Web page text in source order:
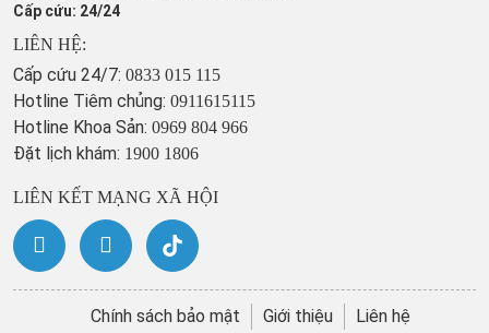
Cấp cứu: 24/24
LIÊN HỆ:
Cấp cứu 24/7: 0833 015 115
Hotline Tiêm chủng: 0911615115
Hotline Khoa Sản: 0969 804 966
Đặt lịch khám: 1900 1806
LIÊN KẾT MẠNG XÃ HỘI
Chính sách bảo mật Giới thiệu Liên hệ